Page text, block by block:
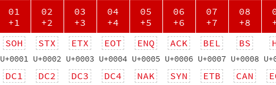
01
+1
02
+2
03
+3
04
+4
05
+5
06
+6
07
+7
08
+8
SOH
U+0001
STX
U+0002
ETX
U+0003
EOT
U+0004
ENQ
U+0005
ACK
U+0006
BEL
U+0007
BS
U+0008
DC1 DC2 DC3 DC4 NAK SYN ETB CAN